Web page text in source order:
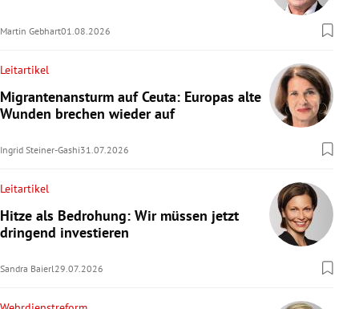
Martin Gebhart01.08.2026
Leitartikel
Migrantenansturm auf Ceuta: Europas alte
Wunden brechen wieder auf
Ingrid Steiner-Gashi31.07.2026
Leitartikel
Hitze als Bedrohung: Wir müssen jetzt
dringend investieren
Sandra Baierl 29.07.2026